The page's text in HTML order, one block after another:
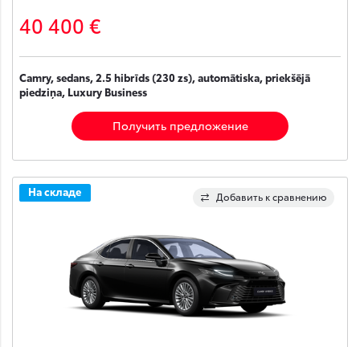
40 400 €
Camry, sedans, 2.5 hibrīds (230 zs), automātiska, priekšējā
piedziņa, Luxury Business
Получить предложение
Добавить к сравнению
На складе